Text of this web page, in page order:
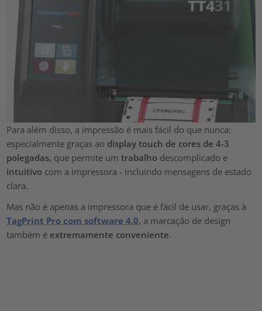
Para além disso, a impressão é mais fácil do que nunca:
especialmente graças ao display touch de cores de 4-3
polegadas, que permite umtrabalho descomplicado e
intuitivo com a impressora - incluindo mensagens de estado
clara.
Mas não é apenas a impressora que é fácil de usar, graças à
TagPrint Pro com software 4.0, a marcação de design
também é extremamente conveniente.